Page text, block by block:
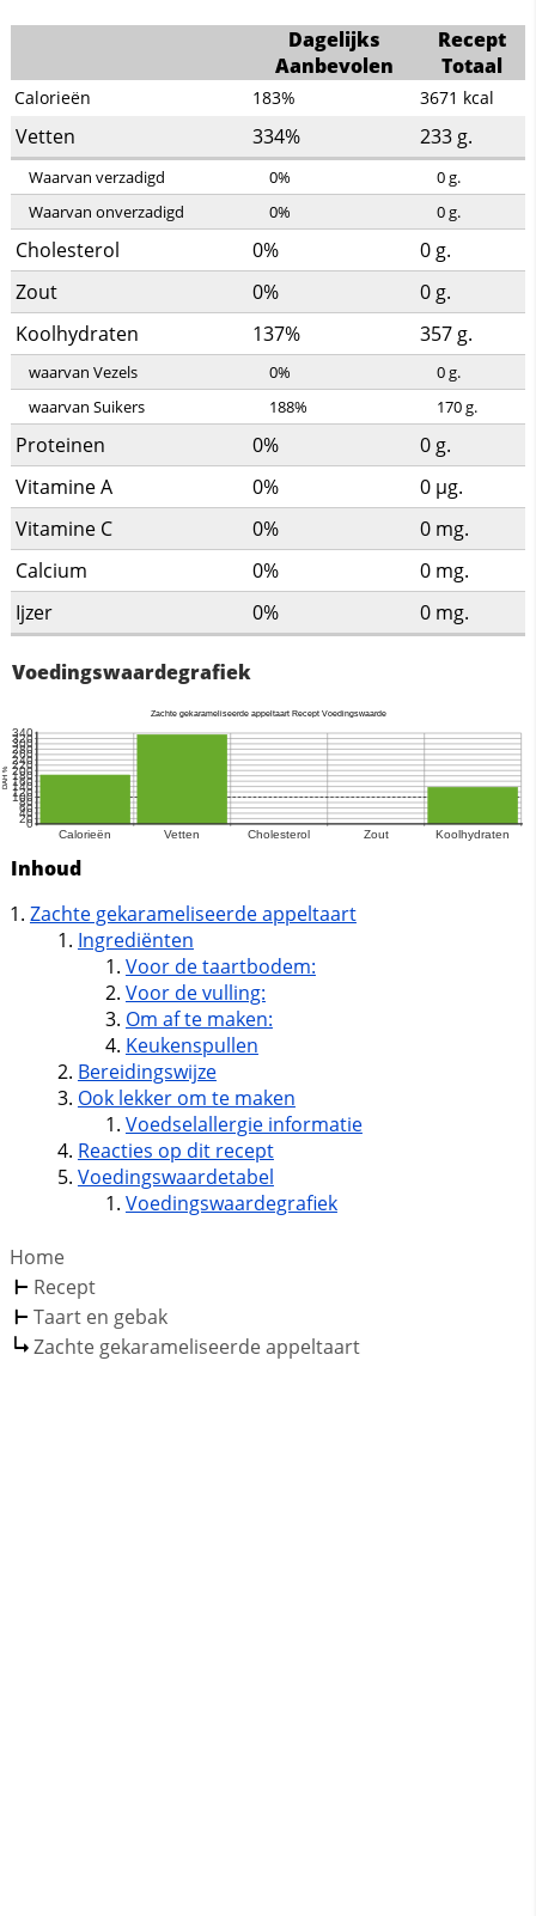
Dagelijks
Aanbevolen
Recept
Totaal
Calorieën 183% 3671 kcal
Vetten 334% 233g.
Waarvan verzadigd 0% 0g.
Waarvan onverzadigd
0% 0g.
Cholesterol 0% 0g.
Zout
0% 0g.
Koolhydraten
137% 357g.
waarvan Vezels 0% 0g.
waarvan Suikers
188% 170g.
Proteinen 0% 0g.
Vitamine A
0% 0 µg.
Vitamine C
0% 0 mg.
Calcium
0% 0 mg.
Ijzer
0% 0 mg.
Voedingswaardegrafiek
Inhoud
Zachte gekarameliseerde appeltaart
Ingrediënten
Voor de taartbodem:
Voor de vulling:
Om af te maken:
Keukenspullen
Bereidingswijze
Ook lekker om te maken
Voedselallergie informatie
Reacties op dit recept
Voedingswaardetabel
Voedingswaardegrafiek
Home
Recept
Taart en gebak
Zachte gekarameliseerde appeltaart